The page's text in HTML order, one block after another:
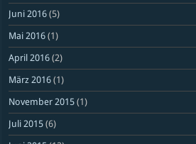
Juni 2016 (5)
Mai 2016 (1)
April 2016 (2)
März 2016 (1)
November 2015 (1)
Juli 2015 (6)